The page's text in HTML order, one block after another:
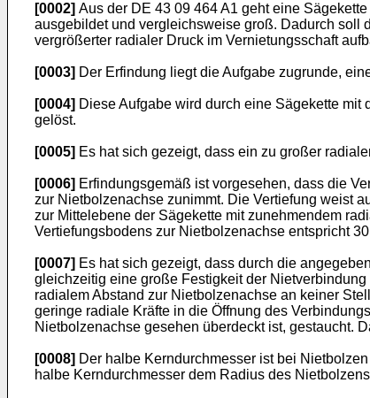
[0002] Aus der DE 43 09 464 A1 geht eine
ausgebildet und vergleichsweise groß. Dadurch soll
vergrößerter radialer Druck im Vernietungsschaft
[0003] Der Erfindung liegt die Aufgabe zugrunde,
[0004] Diese Aufgabe wird durch eine Sägekette
gelöst.
[0005] Es hat sich gezeigt, dass ein zu großer
[0006] Erfindungsgemäß ist vorgesehen, dass die
zur Nietbolzenachse zunimmt. Die Vertiefung weist
zur Mittelebene der Sägekette mit zunehmendem
Vertiefungsbodens zur Nietbolzenachse entspricht
[0007] Es hat sich gezeigt, dass durch die
gleichzeitig eine große Festigkeit der
radialem Abstand zur Nietbolzenachse an keiner
geringe radiale Kräfte in die Öffnung des
Nietbolzenachse gesehen überdeckt ist, gestaucht.
[0008] Der halbe Kerndurchmesser ist bei
halbe Kerndurchmesser dem Radius des